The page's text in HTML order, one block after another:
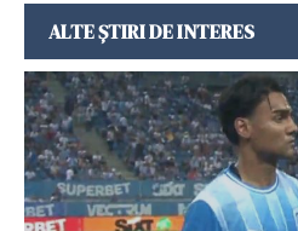
ALTE ȘTIRI DE INTERES